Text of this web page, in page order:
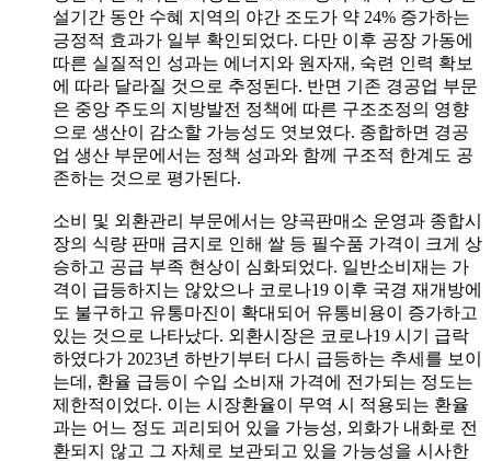
설기간 동안 수혜 지역의 야간 조도가 약 24% 증가하는
긍정적 효과가 일부 확인되었다. 다만 이후 공장 가동에
따른 실질적인 성과는 에너지와 원자재, 숙련 인력 확보
에 따라 달라질 것으로 추정된다. 반면 기존 경공업 부문
은 중앙 주도의 지방발전 정책에 따른 구조조정의 영향
으로 생산이 감소할 가능성도 엿보였다. 종합하면 경공
업 생산 부문에서는 정책 성과와 함께 구조적 한계도 공
존하는 것으로 평가된다.
소비 및 외환관리 부문에서는 양곡판매소 운영과 종합시
장의 식량 판매 금지로 인해 쌀 등 필수품 가격이 크게 상
승하고 공급 부족 현상이 심화되었다. 일반소비재는 가
격이 급등하지는 않았으나 코로나19 이후 국경 재개방에
도 불구하고 유통마진이 확대되어 유통비용이 증가하고
있는 것으로 나타났다. 외환시장은 코로나19 시기 급락
하였다가 2023년 하반기부터 다시 급등하는 추세를 보이
는데, 환율 급등이 수입 소비재 가격에 전가되는 정도는
제한적이었다. 이는 시장환율이 무역 시 적용되는 환율
과는 어느 정도 괴리되어 있을 가능성, 외화가 내화로 전
환되지 않고 그 자체로 보관되고 있을 가능성을 시사한